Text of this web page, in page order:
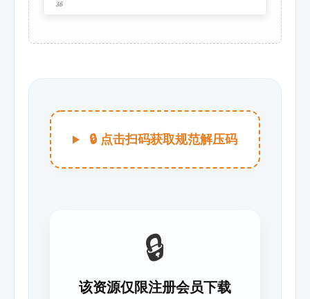
🔒 点击扫码获取规范解压码
🔒
该资源仅限注册会员下载